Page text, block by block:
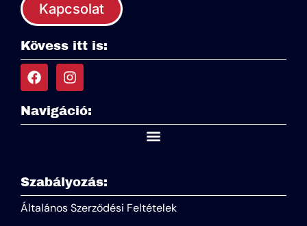
Kapcsolat
Kövess itt is:
Navigáció:
Szabályozás:
Általános Szerződési Feltételek